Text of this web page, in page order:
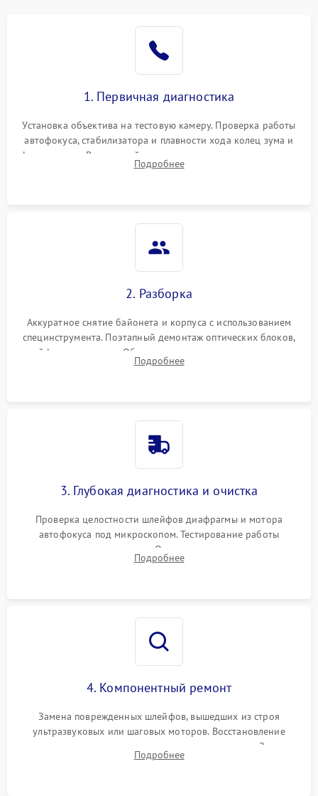
1. Первичная диагностика
Установка объектива на тестовую камеру. Проверка работы
автофокуса, стабилизатора и плавности хода колец зума и
фокусировки. Визуальный осмотр линз на наличие царапин,
грибка, пыли и оценка состояния контактов байонета.
Подробнее
2. Разборка
Аккуратное снятие байонета и корпуса с использованием
специнструмента. Поэтапный демонтаж оптических блоков,
шлейфов и приводов. Обязательная маркировка положения
линзовых групп для сохранения заводской центровки при
Подробнее
3. Глубокая диагностика и очистка
Проверка целостности шлейфов диафрагмы и мотора
автофокуса под микроскопом. Тестирование работы
электромагнитного привода. Очистка оптических элементов
от пыли, следов влаги и грибка спецрастворами без
Подробнее
4. Компонентный ремонт
Замена поврежденных шлейфов, вышедших из строя
ультразвуковых или шаговых моторов. Восстановление
геометрии направляющих при заклинивании зума. Замена
неисправного блока диафрагмы, датчиков положения или
Подробнее